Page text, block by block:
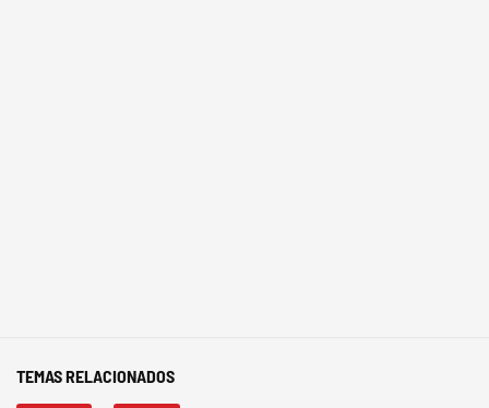
TEMAS RELACIONADOS